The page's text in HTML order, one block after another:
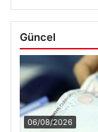
Güncel
06/08/2026